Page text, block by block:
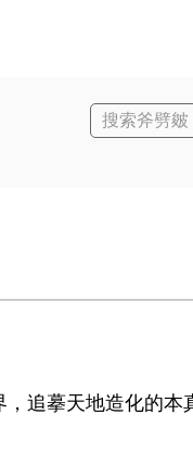
追摹天地造化的本